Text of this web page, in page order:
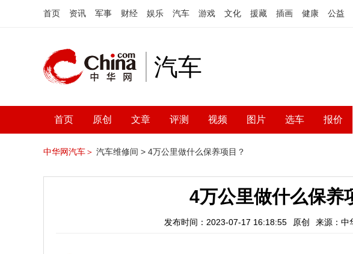
首页 资讯 军事 财经 娱乐 汽车 游戏 文化 援藏 插画 健康 公益
汽车
首页 原创 文章 评测 视频 图片 选车 报价
中华网汽车＞ 汽车维修间 > 4万公里做什么保养项目？
4万公里做什么保养
发布时间：2023-07-17 16:18:55 原创 来源：中